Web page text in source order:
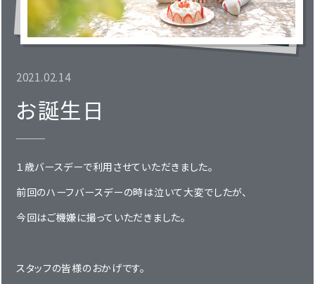
2021.02.14
お誕生日
１歳バースデーで利用させていただきました。
前回のハーフバースデーの時は泣いて大変でしたが、
今回はご機嫌に撮っていただきました。
スタッフの皆様のおかげです。